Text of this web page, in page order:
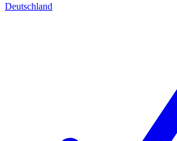
Deutschland